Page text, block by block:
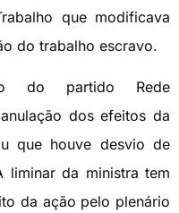
que modificava
do trabalho escravo.
do partido Rede
dos efeitos da
que houve desvio de
liminar da ministra tem
da ação pelo plenário